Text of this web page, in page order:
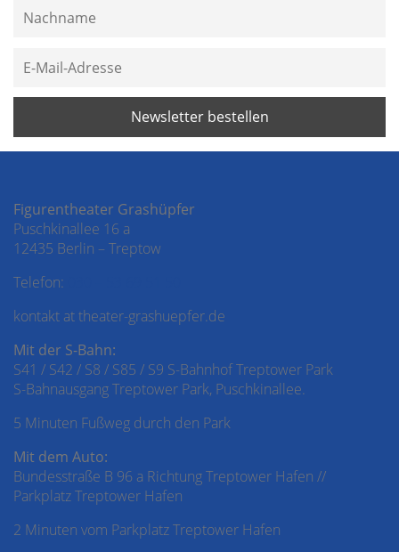
Figurentheater Grashüpfer
Puschkinallee 16 a
12435 Berlin – Treptow
Telefon:
kontakt at theater-grashuepfer.de
Mit der S-Bahn:
S41 / S42 / S8 / S85 / S9 S-Bahnhof Treptower Park
S-Bahnausgang Treptower Park, Puschkinallee.
5 Minuten Fußweg durch den Park
Mit dem Auto:
Bundesstraße B 96 a Richtung Treptower Hafen //
Parkplatz Treptower Hafen
2 Minuten vom Parkplatz Treptower Hafen